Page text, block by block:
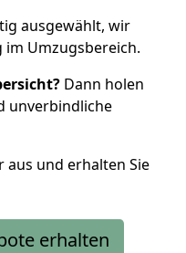
ausgewählt, wir
im Umzugsbereich.
Dann holen
unverbindliche
aus und erhalten Sie
erhalten